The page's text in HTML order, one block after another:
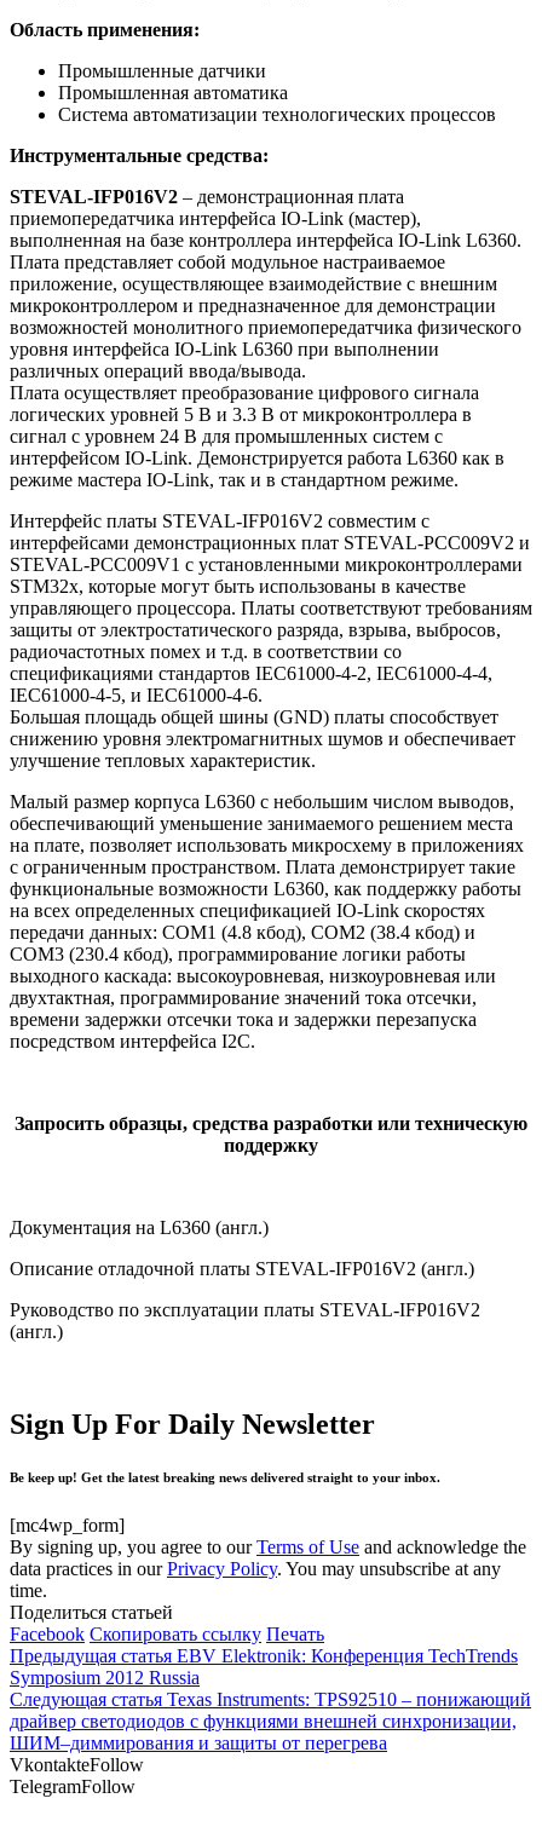
Область применения:
Промышленные датчики
Промышленная автоматика
Система автоматизации технологических процессов
Инструментальные средства:
STEVAL-IFP016V2 – демонстрационная плата
приемопередатчика интерфейса IO-Link (мастер),
выполненная на базе контроллера интерфейса IO-Link L6360.
Плата представляет собой модульное настраиваемое
приложение, осуществляющее взаимодействие с внешним
микроконтроллером и предназначенное для демонстрации
возможностей монолитного приемопередатчика физического
уровня интерфейса IO-Link L6360 при выполнении
различных операций ввода/вывода.
Плата осуществляет преобразование цифрового сигнала
логических уровней 5 В и 3.3 В от микроконтроллера в
сигнал с уровнем 24 В для промышленных систем с
интерфейсом IO-Link. Демонстрируется работа L6360 как в
режиме мастера IO-Link, так и в стандартном режиме.
Интерфейс платы STEVAL-IFP016V2 совместим с
интерфейсами демонстрационных плат STEVAL-PCC009V2 и
STEVAL-PCC009V1 с установленными микроконтроллерами
STM32x, которые могут быть использованы в качестве
управляющего процессора. Платы соответствуют требованиям
защиты от электростатического разряда, взрыва, выбросов,
радиочастотных помех и т.д. в соответствии со
спецификациями стандартов IEC61000-4-2, IEC61000-4-4,
IEC61000-4-5, и IEC61000-4-6.
Большая площадь общей шины (GND) платы способствует
снижению уровня электромагнитных шумов и обеспечивает
улучшение тепловых характеристик.
Малый размер корпуса L6360 с небольшим числом выводов,
обеспечивающий уменьшение занимаемого решением места
на плате, позволяет использовать микросхему в приложениях
с ограниченным пространством. Плата демонстрирует такие
функциональные возможности L6360, как поддержку работы
на всех определенных спецификацией IO-Link скоростях
передачи данных: COM1 (4.8 кбод), COM2 (38.4 кбод) и
COM3 (230.4 кбод), программирование логики работы
выходного каскада: высокоуровневая, низкоуровневая или
двухтактная, программирование значений тока отсечки,
времени задержки отсечки тока и задержки перезапуска
посредством интерфейса I2C.
Запросить образцы, средства разработки или техническую
поддержку
Документация на L6360 (англ.)
Описание отладочной платы STEVAL-IFP016V2 (англ.)
Руководство по эксплуатации платы STEVAL-IFP016V2
(англ.)
Sign Up For Daily Newsletter
Be keep up! Get the latest breaking news delivered straight to your inbox.
[mc4wp_form]
By signing up, you agree to ourTerms of Use and acknowledge the
data practices in ourPrivacy Policy. You may unsubscribe at any
time.
Поделиться статьей
Facebook Скопировать ссылку Печать
Предыдущая статья EBV Elektronik: Конференция TechTrends
Symposium 2012 Russia
Следующая статья Texas Instruments: TPS92510 – понижающий
драйвер светодиодов с функциями внешней синхронизации,
ШИМ–диммирования и защиты от перегрева
VkontakteFollow
TelegramFollow